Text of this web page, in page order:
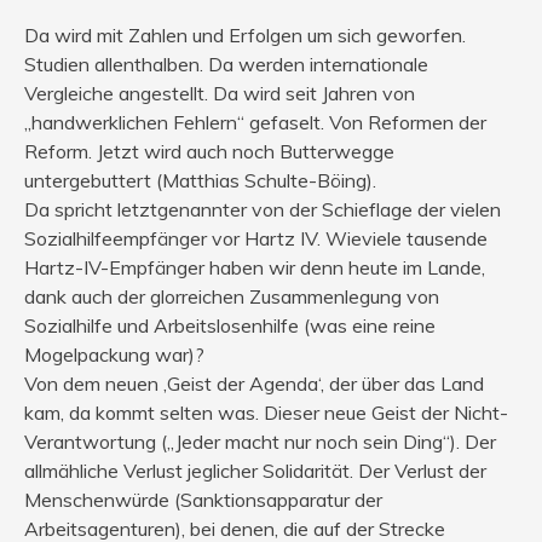
Da wird mit Zahlen und Erfolgen um sich geworfen.
Studien allenthalben. Da werden internationale
Vergleiche angestellt. Da wird seit Jahren von
„handwerklichen Fehlern“ gefaselt. Von Reformen der
Reform. Jetzt wird auch noch Butterwegge
untergebuttert (Matthias Schulte-Böing).
Da spricht letztgenannter von der Schieflage der vielen
Sozialhilfeempfänger vor Hartz IV. Wieviele tausende
Hartz-IV-Empfänger haben wir denn heute im Lande,
dank auch der glorreichen Zusammenlegung von
Sozialhilfe und Arbeitslosenhilfe (was eine reine
Mogelpackung war)?
Von dem neuen ‚Geist der Agenda‘, der über das Land
kam, da kommt selten was. Dieser neue Geist der Nicht-
Verantwortung („Jeder macht nur noch sein Ding“). Der
allmähliche Verlust jeglicher Solidarität. Der Verlust der
Menschenwürde (Sanktionsapparatur der
Arbeitsagenturen), bei denen, die auf der Strecke